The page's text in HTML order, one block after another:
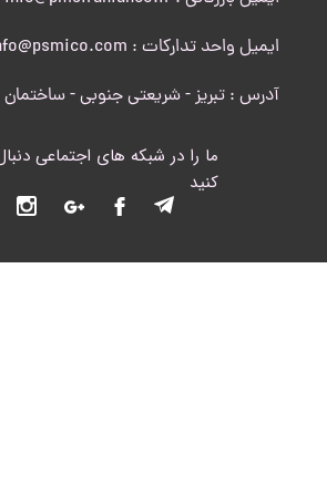
ایمیل واحد تدارکات : info@psmico.com
آدرس : تبریز - شریعتی جنوبی -
ما را در شبکه های اجتماعی
کنید